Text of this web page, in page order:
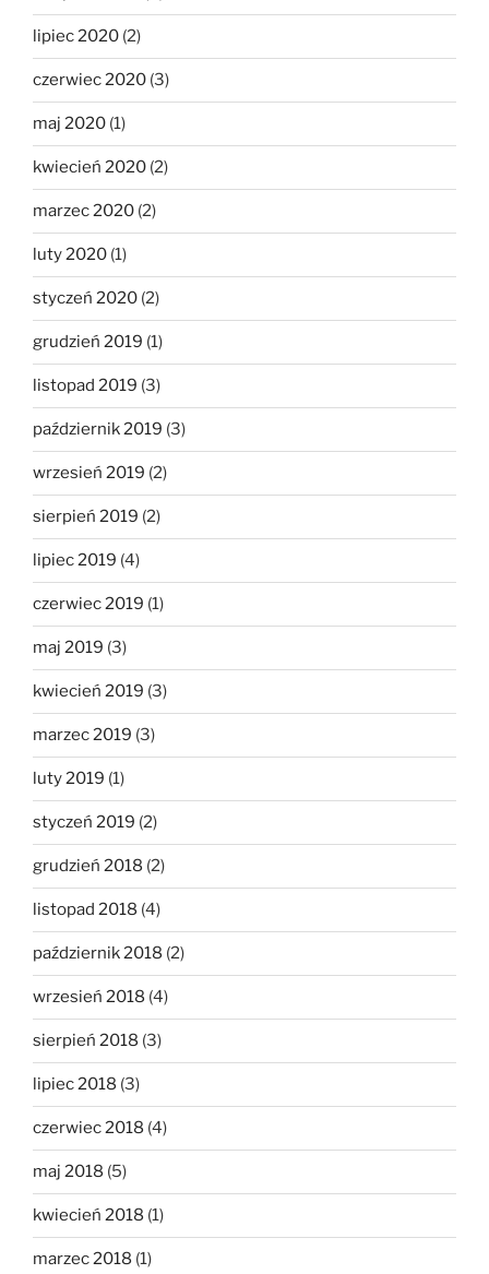
lipiec 2020 (2)
czerwiec 2020 (3)
maj 2020 (1)
kwiecień 2020 (2)
marzec 2020 (2)
luty 2020 (1)
styczeń 2020 (2)
grudzień 2019 (1)
listopad 2019 (3)
październik 2019 (3)
wrzesień 2019 (2)
sierpień 2019 (2)
lipiec 2019 (4)
czerwiec 2019 (1)
maj 2019 (3)
kwiecień 2019 (3)
marzec 2019 (3)
luty 2019 (1)
styczeń 2019 (2)
grudzień 2018 (2)
listopad 2018 (4)
październik 2018 (2)
wrzesień 2018 (4)
sierpień 2018 (3)
lipiec 2018 (3)
czerwiec 2018 (4)
maj 2018 (5)
kwiecień 2018 (1)
marzec 2018 (1)